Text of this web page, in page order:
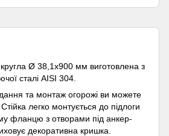
кругла Ø 38,1х900 мм виготовлена з
сталі AISI 304.
та монтаж огорожі ви можете
легко монтується до підлоги
фланцю з отворами під анкер-
декоративна кришка.